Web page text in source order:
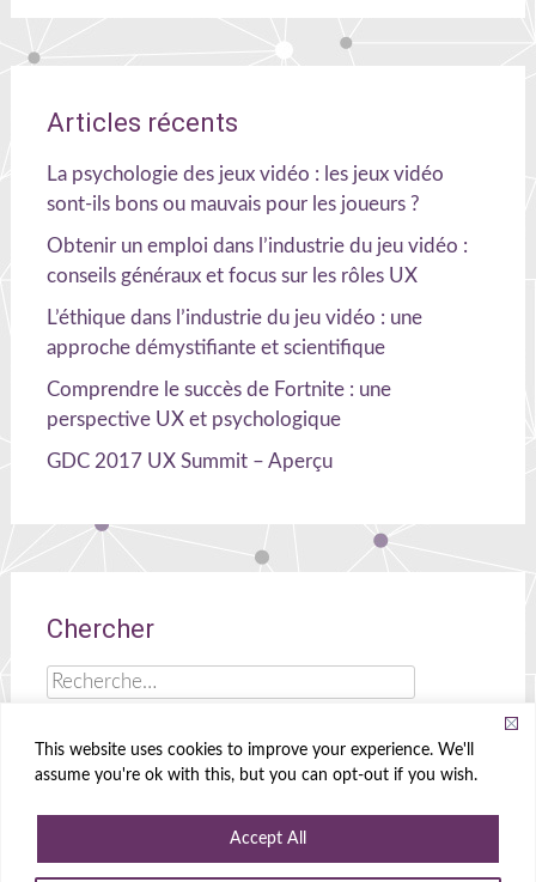
This website uses cookies to improve your experience. We'll
assume you're ok with this, but you can opt-out if you wish.
Accept All
Articles récents
La psychologie des jeux vidéo : les jeux vidéo
sont-ils bons ou mauvais pour les joueurs ?
Obtenir un emploi dans l’industrie du jeu vidéo :
conseils généraux et focus sur les rôles UX
L’éthique dans l’industrie du jeu vidéo : une
approche démystifiante et scientifique
Comprendre le succès de Fortnite : une
perspective UX et psychologique
GDC 2017 UX Summit – Aperçu
Chercher
Rechercher :
Celia Hodent|Cerveau, UX et jeux !
ThemeRadiate